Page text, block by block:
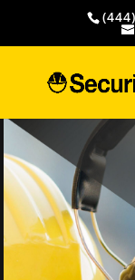
productos